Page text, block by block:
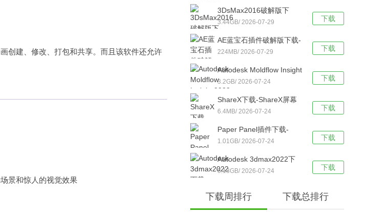
创建、修改、打包和共享。而且该软件还允许
景和惊人的视觉效果
绿色精简版下载
下载
3DsMax2016破解版下
载-3DsMax 2016 最新免费
版下载
3.44GB/ 2026-07-29
下载
AE蓝宝石插件破解版下载-
AE蓝宝石插件 v2021 汉化
版下载
224MB/ 2026-07-29
下载
Autodesk Moldflow Insight
2023下载-Autodesk
Moldflow（3d模型制作软
3.2GB/ 2026-07-24
下载
ShareX下载-ShareX屏幕
截图工具 v13.6绿色免费版
6.4MB/ 2026-07-24
下载
Paper Panel插件下载-
Paper Panel扩展插件(BU
同样机生成PS插件) v2021
最新免费版下载
1.01GB/ 2026-07-24
下载
Autodesk 3dmax2022下
载-Autodesk 3dmax v1.0
5.13GB/ 2026-07-24
下载周排行 下载总排行